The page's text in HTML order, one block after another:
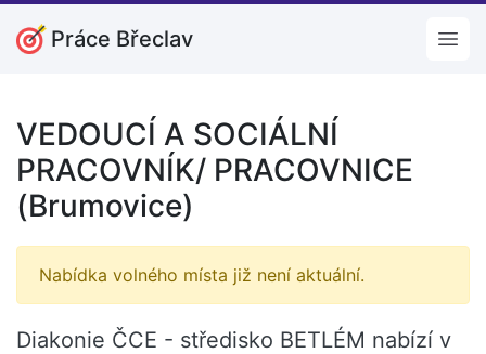
Práce Břeclav
VEDOUCÍ A SOCIÁLNÍ
PRACOVNÍK/ PRACOVNICE
(Brumovice)
Nabídka volného místa již není aktuální.
Diakonie ČCE - středisko BETLÉM nabízí v